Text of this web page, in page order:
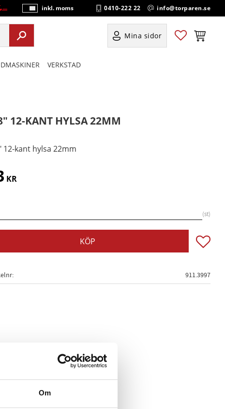
Om
P
ri
s
e
vi
inkl. moms 0410-222 22 info@torparen.se
Mina sidor Favoriter
VERKSTAD
12-KANT HYLSA 22MM
12-kant hylsa 22mm
KR
st
KÖP Lägg
911.3997